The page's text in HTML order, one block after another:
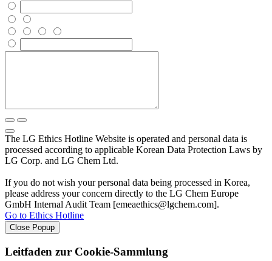
The LG Ethics Hotline Website is operated and personal data is
processed according to applicable Korean Data Protection Laws by
LG Corp. and LG Chem Ltd.
If you do not wish your personal data being processed in Korea,
please address your concern directly to the LG Chem Europe
GmbH Internal Audit Team [emeaethics@lgchem.com].
Go to Ethics Hotline
Close Popup
Leitfaden zur Cookie-Sammlung